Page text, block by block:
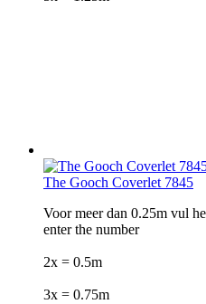
The Gooch Coverlet 7845
Voor meer dan 0.25m vul
enter the number
2x = 0.5m
3x = 0.75m